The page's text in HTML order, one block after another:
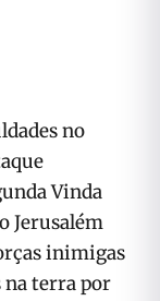
no
Vinda
Jerusalém
inimigas
na terra por